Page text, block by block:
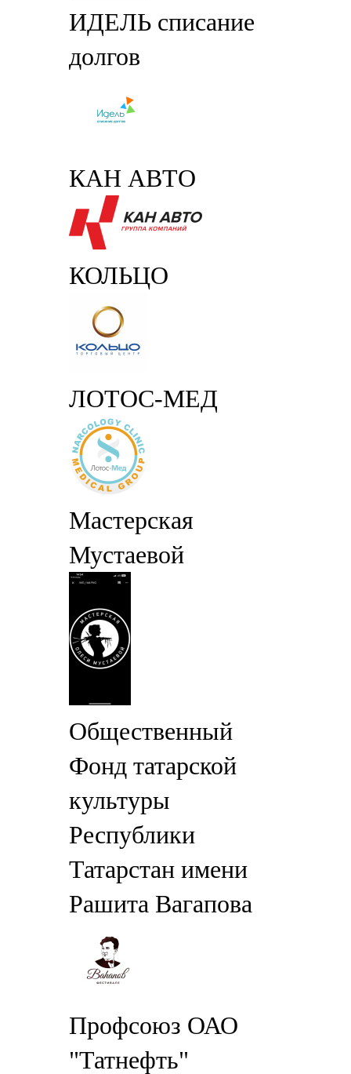
ИДЕЛЬ списание
долгов
КАН АВТО
КОЛЬЦО
ЛОТОС-МЕД
Мастерская
Мустаевой
Общественный
Фонд татарской
культуры
Республики
Татарстан имени
Рашита Вагапова
Профсоюз ОАО
"Татнефть"